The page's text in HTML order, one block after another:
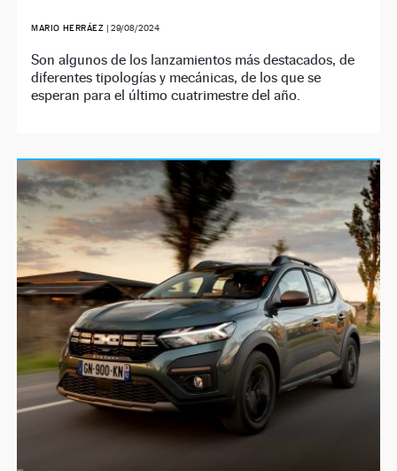
MARIO HERRÁEZ |29/08/2024
Son algunos de los lanzamientos más destacados, de
diferentes tipologías y mecánicas, de los que se
esperan para el último cuatrimestre del año.